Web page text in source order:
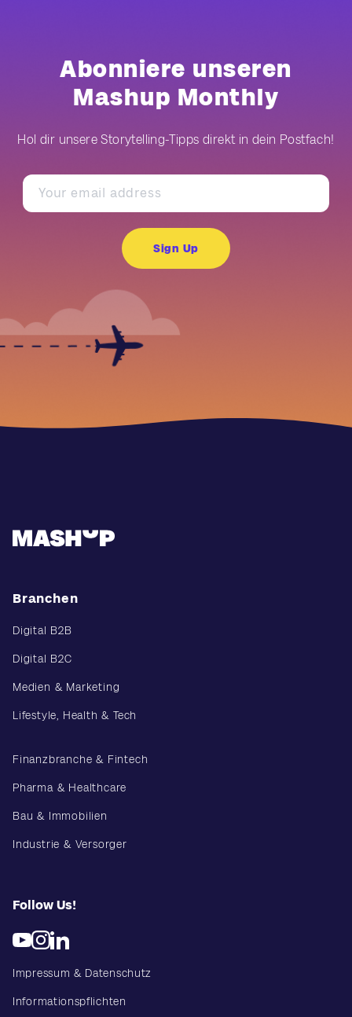
Abonniere unseren
Mashup Monthly
Hol dir unsere Storytelling-Tipps direkt in dein Postfach!
Branchen
Digital B2B
Digital B2C
Medien & Marketing
Lifestyle, Health & Tech
Finanzbranche & Fintech
Pharma & Healthcare
Bau & Immobilien
Industrie & Versorger
Follow Us!
Impressum & Datenschutz
Informationspflichten